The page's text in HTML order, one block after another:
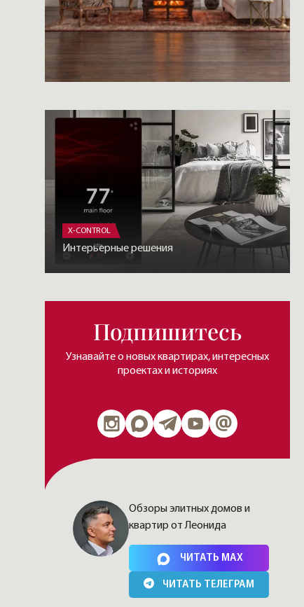
X-CONTROL
Интерьерные решения
Подпишитесь
Узнавайте о новых квартирах, интересных
проектах и историях
Нажимая на кнопку, Вы соглашаетесь cполитикой
Обзоры элитных домов и
квартир от Леонида
ЧИТАТЬ MAX
ЧИТАТЬ ТЕЛЕГРАМ